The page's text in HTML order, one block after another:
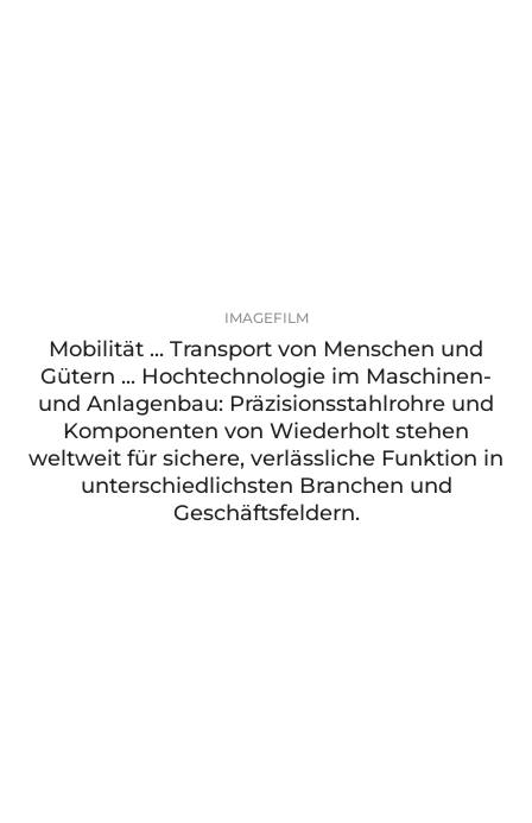
IMAGEFILM
Mobilität ... Transport von Menschen und
Gütern ... Hochtechnologie im Maschinen-
und Anlagenbau: Präzisionsstahlrohre und
Komponenten von Wiederholt stehen
weltweit für sichere, verlässliche Funktion in
unterschiedlichsten Branchen und
Geschäftsfeldern.